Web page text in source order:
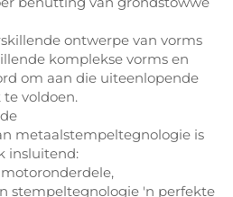
ontwerpe van vorms
komplekse vorms en
om aan die uiteenlopende
voldoen.
metaalstempeltegnologie is
insluitend:
stempeltegnologie 'n perfekte